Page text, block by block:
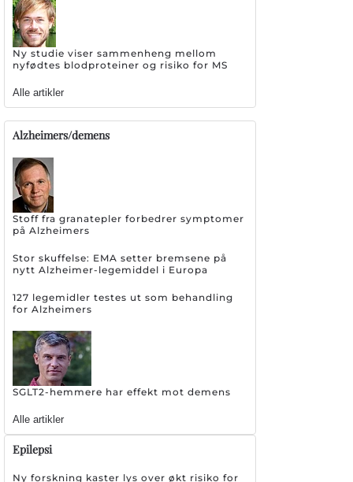
Ny studie viser sammenheng mellom
nyfødtes blodproteiner og risiko for MS
Alle artikler
Alzheimers/demens
Stoff fra granatepler forbedrer symptomer
på Alzheimers
Stor skuffelse: EMA setter bremsene på
nytt Alzheimer-legemiddel i Europa
127 legemidler testes ut som behandling
for Alzheimers
SGLT2-hemmere har effekt mot demens
Alle artikler
Epilepsi
Ny forskning kaster lys over økt risiko for